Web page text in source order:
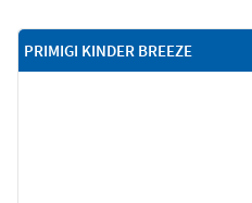
PRIMIGI KINDER BREEZE